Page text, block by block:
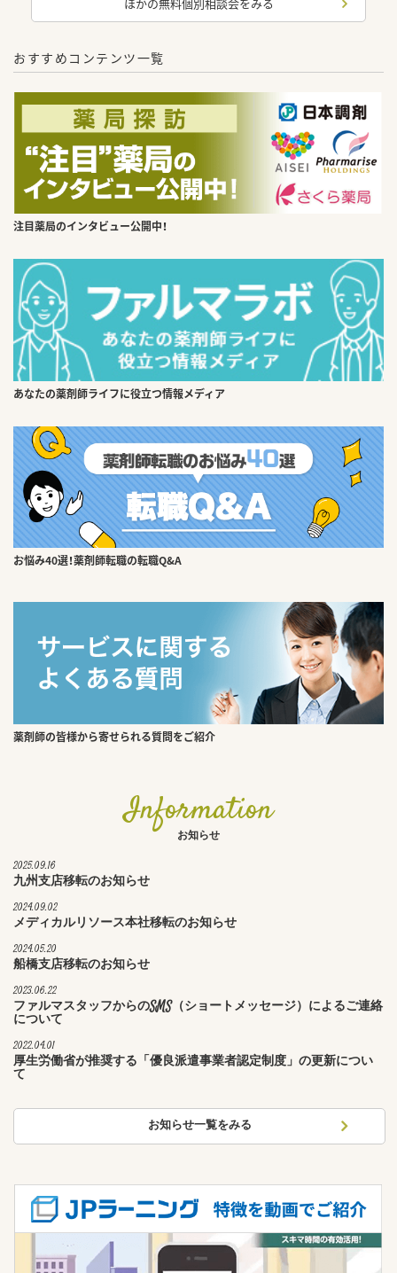
おすすめコンテンツ一覧
注目薬局のインタビュー公開中！
あなたの薬剤師ライフに役立つ情報メディア
お悩み40選！薬剤師転職の転職Q&A
薬剤師の皆様から寄せられる質問をご紹介
Information
お知らせ
2025.09.16
九州支店移転のお知らせ
2024.09.02
メディカルリソース本社移転のお知らせ
2024.05.20
船橋支店移転のお知らせ
2023.06.22
ファルマスタッフからのSMS（ショートメッセージ）によるご連絡
について
2022.04.01
厚生労働省が推奨する「優良派遣事業者認定制度」の更新につい
て
お知らせ一覧をみる